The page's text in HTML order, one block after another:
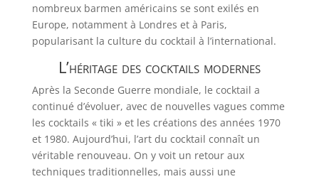
nombreux barmen américains se sont exilés en
Europe, notamment à Londres et à Paris,
popularisant la culture du cocktail à l’international.
L’héritage des cocktails modernes
Après la Seconde Guerre mondiale, le cocktail a
continué d’évoluer, avec de nouvelles vagues comme
les cocktails « tiki » et les créations des années 1970
et 1980. Aujourd’hui, l’art du cocktail connaît un
véritable renouveau. On y voit un retour aux
techniques traditionnelles, mais aussi une